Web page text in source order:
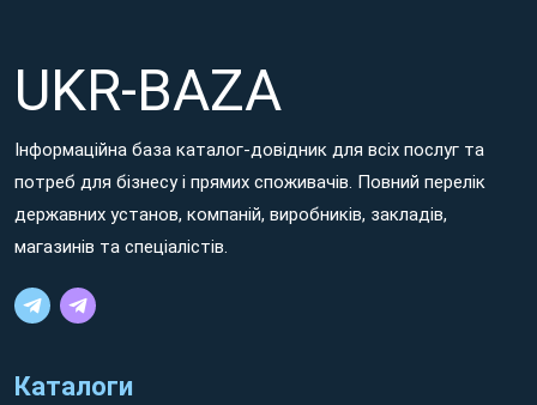
UKR-BAZA
Інформаційна база каталог-довідник для всіх послуг та
потреб для бізнесу і прямих споживачів. Повний перелік
державних установ, компаній, виробників, закладів,
магазинів та спеціалістів.
Каталоги